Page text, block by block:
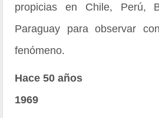
propicias en Chile, Perú,
Paraguay para observar
fenómeno.
Hace 50 años
1969